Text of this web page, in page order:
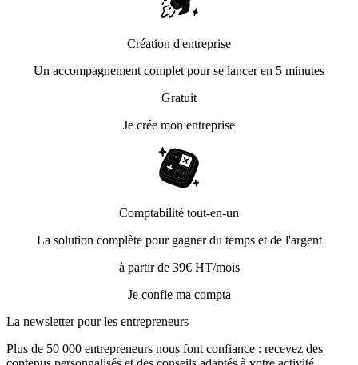
Création d'entreprise
Un accompagnement complet pour se lancer en 5 minutes
Gratuit
Je crée mon entreprise
Comptabilité tout-en-un
La solution complète pour gagner du temps et de l'argent
à partir de 39€ HT/mois
Je confie ma compta
La newsletter pour les entrepreneurs
Plus de 50 000 entrepreneurs nous font confiance : recevez des